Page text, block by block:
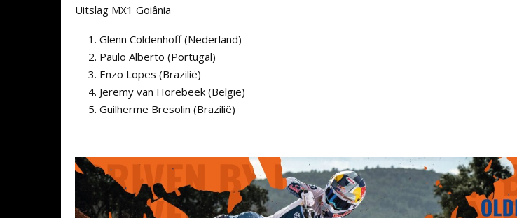
Uitslag MX1 Goiânia
Glenn Coldenhoff (Nederland)
Paulo Alberto (Portugal)
Enzo Lopes (Brazilië)
Jeremy van Horebeek (België)
Guilherme Bresolin (Brazilië)